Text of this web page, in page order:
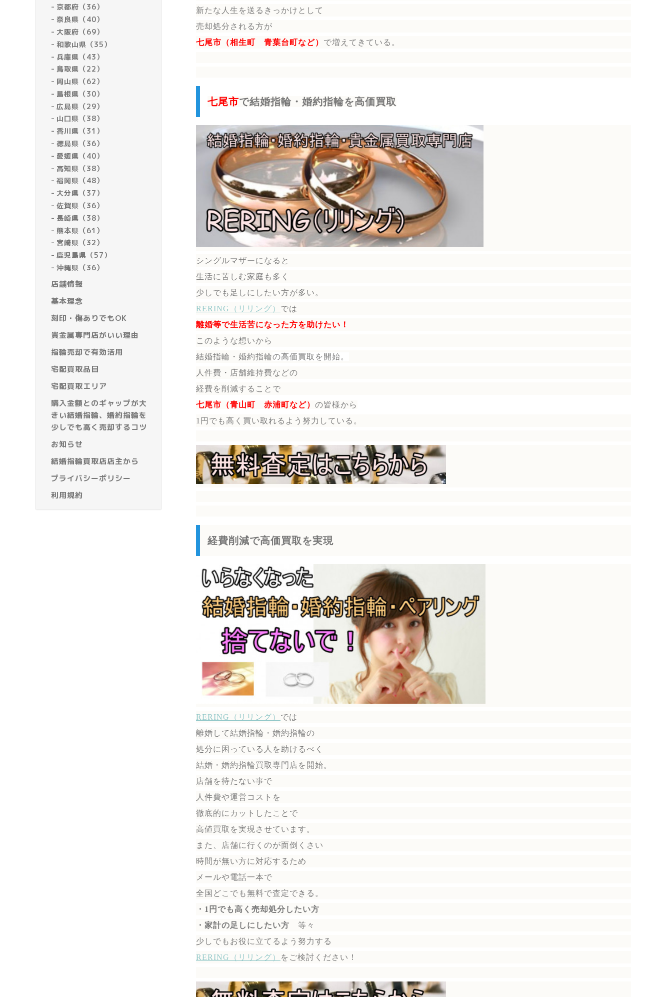
京都府（36）
奈良県（40）
大阪府（69）
和歌山県（35）
兵庫県（43）
鳥取県（22）
岡山県（62）
島根県（30）
広島県（29）
山口県（38）
香川県（31）
徳島県（36）
愛媛県（40）
高知県（38）
福岡県（48）
大分県（37）
佐賀県（36）
長崎県（38）
熊本県（61）
宮崎県（32）
鹿児島県（57）
沖縄県（36）
店舗情報
基本理念
刻印・傷ありでもOK
貴金属専門店がいい理由
指輪売却で有効活用
宅配買取品目
宅配買取エリア
購入金額とのギャップが大
きい結婚指輪、婚約指輪を
少しでも高く売却するコツ
お知らせ
結婚指輪買取店店主から
プライバシーポリシー
利用規約
新たな人生を送る きっかけとして
売却処分される方が
七尾市（相生町 青葉台町など） で増えてきている。
七尾市で結婚指輪・婚約指輪を高価買取
シングルマザーになると
生活に苦しむ家庭も多く
少しでも足しにしたい方が多い。
RERING（リリング） では
離婚等で生活苦になった方を助けたい！
このような想いから
結婚指輪・婚約指輪の高価買取を開始。
人件費・店舗維持費などの
経費を削減することで
七尾市（青山町 赤浦町など） の皆様から
1円でも高く買い取れるよう努力している。
経費削減で高価買取を実現
RERING（リリング） では
離婚して結婚指輪・婚約指輪の
処分に困っている人を助けるべく
結婚・婚約指輪買取専門店を開始。
店舗を待たない事で
人件費や運営コストを
徹底的にカットしたことで
高値買取を実現させています。
また、店舗に行くのが面倒くさい
時間が無い方に対応するため
メールや電話一本で
全国どこでも無料で査定できる。
・1円でも高く売却処分したい方
・家計の足しにしたい方 等々
少しでもお役に立てるよう努力する
RERING（リリング）
を ご検討ください！